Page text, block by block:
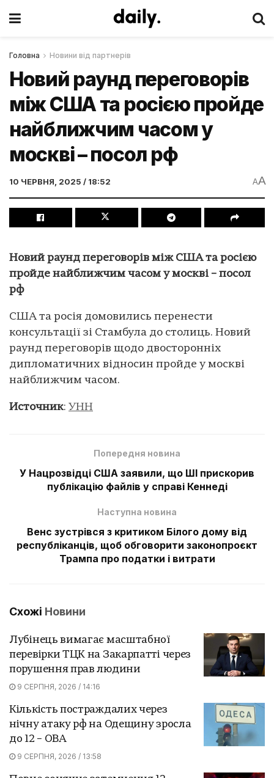
Головна Новини від партнерів
Новий раунд переговорів
між США та росією пройде
найближчим часом у
москві – посол рф
10 ЧЕРВНЯ, 2025 / 18:52 AA
Новий раунд переговорів між США та росією
пройде найближчим часом у москві – посол
рф
США та росія домовились перенести
консультації зі Стамбула до столиць. Новий
раунд переговорів щодо двосторонніх
дипломатичних відносин пройде у москві
найближчим часом.
Источник: УНН
Попередня новина
У Нацрозвідці США заявили, що ШІ прискорив
публікацію файлів у справі Кеннеді
Наступна новина
Венс зустрівся з критиком Білого дому від
республіканців, щоб обговорити законопроєкт
Трампа про податки і витрати
Схожі Новини
Лубінець вимагає масштабної
перевірки ТЦК на Закарпатті через
порушення прав людини
9 СЕРПНЯ, 2026 / 14:16
Кількість постраждалих через
нічну атаку рф на Одещину зросла
до 12 – ОВА
9 СЕРПНЯ, 2026 / 13:58